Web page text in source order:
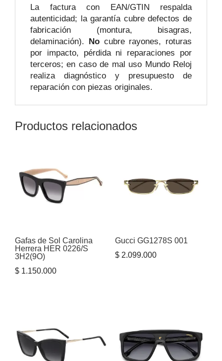
La factura con EAN/GTIN respalda
autenticidad; la garantía cubre defectos de
fabricación (montura, bisagras,
delaminación).
Nocubre rayones, roturas
por impacto, pérdida ni reparaciones por
terceros; en caso de mal uso Mundo Reloj
realiza diagnóstico y presupuesto de
reparación con piezas originales.
Productos relacionados
Gafas de Sol Carolina
Herrera HER 0226/S
3H2(9O)
$ 1.150.000
Gucci GG1278S 001
$2.099.000